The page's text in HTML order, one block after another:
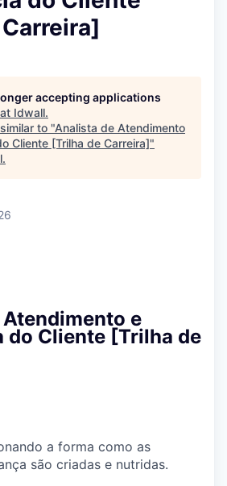
accepting applications
Idwall.
to "Analista de Atendimento
Cliente [Trilha de Carreira]"
.
e
do Cliente [Trilha de
a forma como as
são criadas e nutridas.